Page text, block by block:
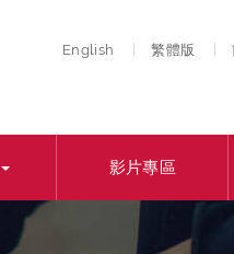
English 繁體版
影片專區